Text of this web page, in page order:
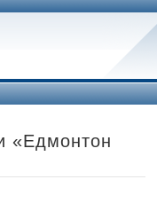
«Едмонтон